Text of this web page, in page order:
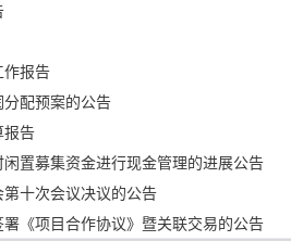
作报告
分配预案的公告
报告
置募集资金进行现金管理的进展公告
十次会议决议的公告
《项目合作协议》暨关联交易的公告